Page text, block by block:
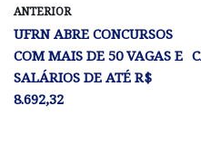
ANTERIOR
UFRN ABRE CONCURSOS
COM MAIS DE 50 VAGAS E
SALÁRIOS DE ATÉ R$
8.692,32